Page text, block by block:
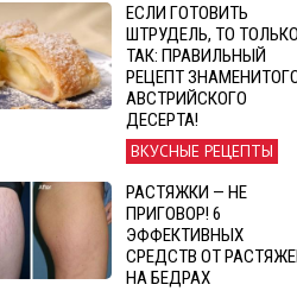
ЕСЛИ ГОТОВИТЬ
ШТРУДЕЛЬ, ТО ТОЛЬКО
ТАК: ПРАВИЛЬНЫЙ
РЕЦЕПТ
АВСТРИЙСКОГО
ДЕСЕРТА!
ВКУСНЫЕ РЕЦЕПТЫ
РАСТЯЖКИ — НЕ
ПРИГОВОР! 6
ЭФФЕКТИВНЫХ
СРЕДСТВ ОТ
НА БЕДРАХ